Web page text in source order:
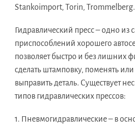
Stankoimport, Torin, Trommelberg.
Гидравлический пресс – одно
приспособлений хорошего
позволяет быстро и без лишних
сделать штамповку, поменять
выправить деталь. Существует
типов гидравлических прессов:
1. Пневмогидравлические – в